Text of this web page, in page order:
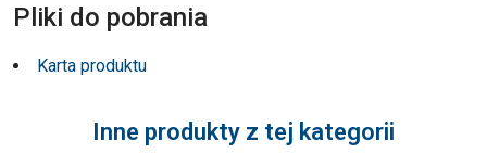
Pliki do pobrania
Karta produktu
Inne produkty z tej kategorii